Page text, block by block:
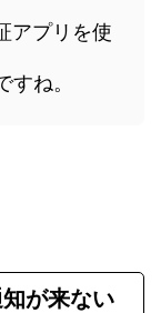
アプリを使
ね。
が来ない